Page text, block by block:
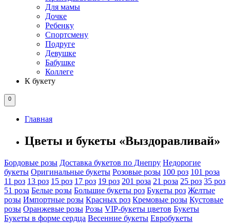
Для мамы
Дочке
Ребенку
Спортсмену
Подруге
Девушке
Бабушке
Коллеге
К букету
0
Главная
Цветы и букеты «Выздоравливай»
Бордовые розы Доставка букетов по Днепру Недорогие
букеты Оригинальные букеты Розовые розы 100 роз 101 роза
11 роз 13 роз 15 роз 17 роз 19 роз 201 роза 21 роза 25 роз 35 роз
51 роза Белые розы Большие букеты роз Букеты роз Желтые
розы Импортные розы Красных роз Кремовые розы Кустовые
розы Оранжевые розы Розы VIP-букеты цветов Букеты
Букеты в форме сердца Весенние букеты Евробукеты